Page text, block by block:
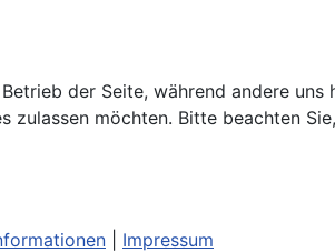
der Seite, während andere
möchten. Bitte beachten
Impressum